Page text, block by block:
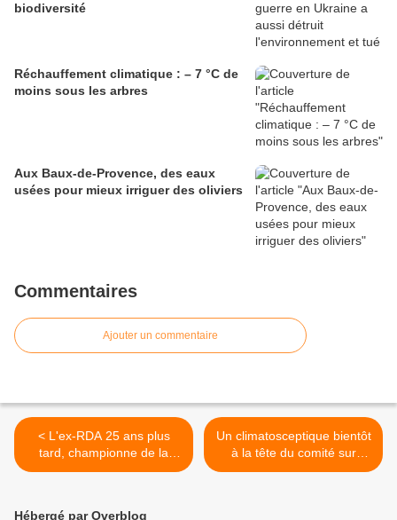
biodiversité
Réchauffement climatique : – 7 °C de
moins sous les arbres
Aux Baux-de-Provence, des eaux
usées pour mieux irriguer des oliviers
Commentaires
Ajouter un commentaire
< L'ex-RDA 25 ans plus
tard, championne de la
biodiversité
Un climatosceptique bientôt
à la tête du comité sur
l'environnement au Sénat
Hébergé par Overblog